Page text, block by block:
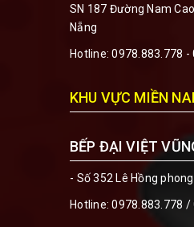
SN 187 Đường Nam
Nẵng
Hotline:0978.883.778 -
KHU VỰC MIỀN
BẾP ĐẠI VIỆT
- Số 352 Lê Hồng
Hotline:0978.883.778 /